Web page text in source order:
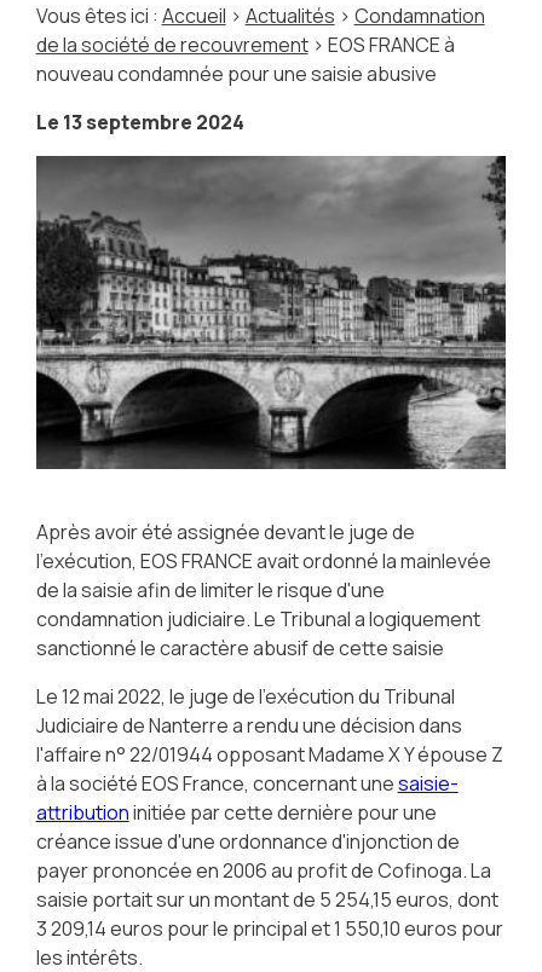
Vous êtes ici : Accueil > Actualités > Condamnation
de la société de recouvrement> EOS FRANCE à
nouveau condamnée pour une saisie abusive
Le 13 septembre 2024
Après avoir été assignée devant le juge de
l'exécution, EOS FRANCE avait ordonné la mainlevée
de la saisie afin de limiter le risque d'une
condamnation judiciaire. Le Tribunal a logiquement
sanctionné le caractère abusif de cette saisie
Le 12 mai 2022, le juge de l'exécution du Tribunal
Judiciaire de Nanterre a rendu une décision dans
l'affaire n° 22/01944 opposant Madame X Y épouse Z
à la société EOS France, concernant unesaisie-
attributioninitiée par cette dernière pour une
créance issue d'une ordonnance d'injonction de
payer prononcée en 2006 au profit de Cofinoga. La
saisie portait sur un montant de 5 254,15 euros, dont
3 209,14 euros pour le principal et 1 550,10 euros pour
les intérêts.